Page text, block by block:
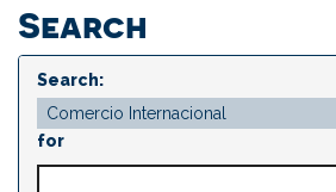
Search
Search:
for